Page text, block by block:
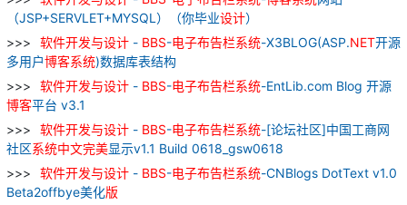
（JSP+SERVLET+MYSQL）（你毕业设计）
软件开发与设计 - BBS-电子布告栏系统-X3BLOG(ASP.NET开源
多用户博客系统)数据库表结构
软件开发与设计 - BBS-电子布告栏系统-EntLib.com Blog 开源
博客平台 v3.1
软件开发与设计 - BBS-电子布告栏系统-[论坛社区]中国工商网
社区系统中文完美显示v1.1 Build 0618_gsw0618
软件开发与设计 - BBS-电子布告栏系统-CNBlogs DotText v1.0
Beta2offbye美化版